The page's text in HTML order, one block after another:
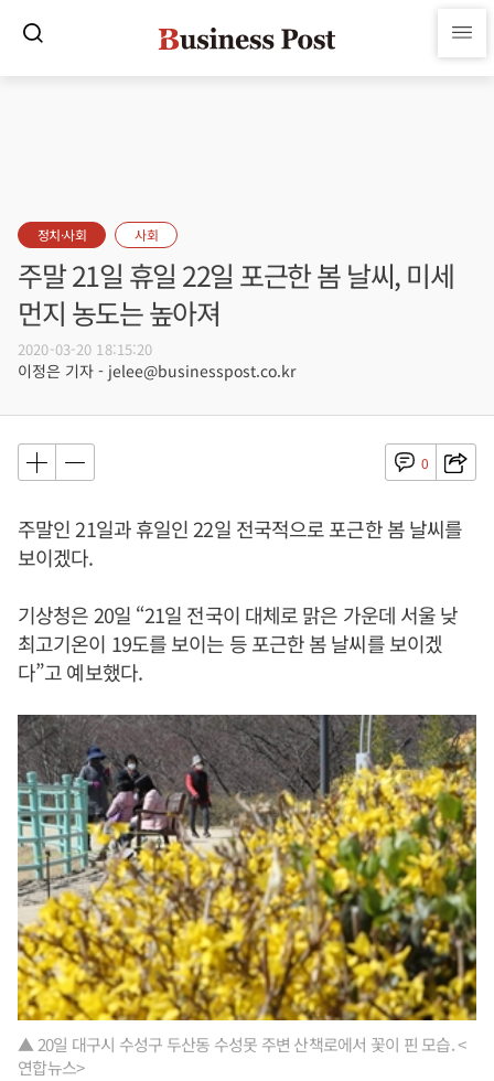
정치·사회 사회
주말 21일 휴일 22일 포근한 봄 날씨, 미세
먼지 농도는 높아져
2020-03-20 18:15:20
이정은 기자 - jelee@businesspost.co.kr
0
주말인 21일과 휴일인 22일 전국적으로 포근한 봄 날씨를
보이겠다.
기상청은 20일 “21일 전국이 대체로 맑은 가운데 서울 낮
최고기온이 19도를 보이는 등 포근한 봄 날씨를 보이겠
다”고 예보했다.
▲ 20일 대구시 수성구 두산동 수성못 주변 산책로에서 꽃이 핀 모습. <
연합뉴스>